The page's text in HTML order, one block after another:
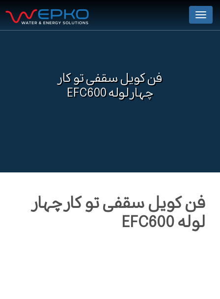
Menu
فن کویل سقفی تو کار
چهار لوله EFC600
فن کویل سقفی تو کار چهار
لوله EFC600